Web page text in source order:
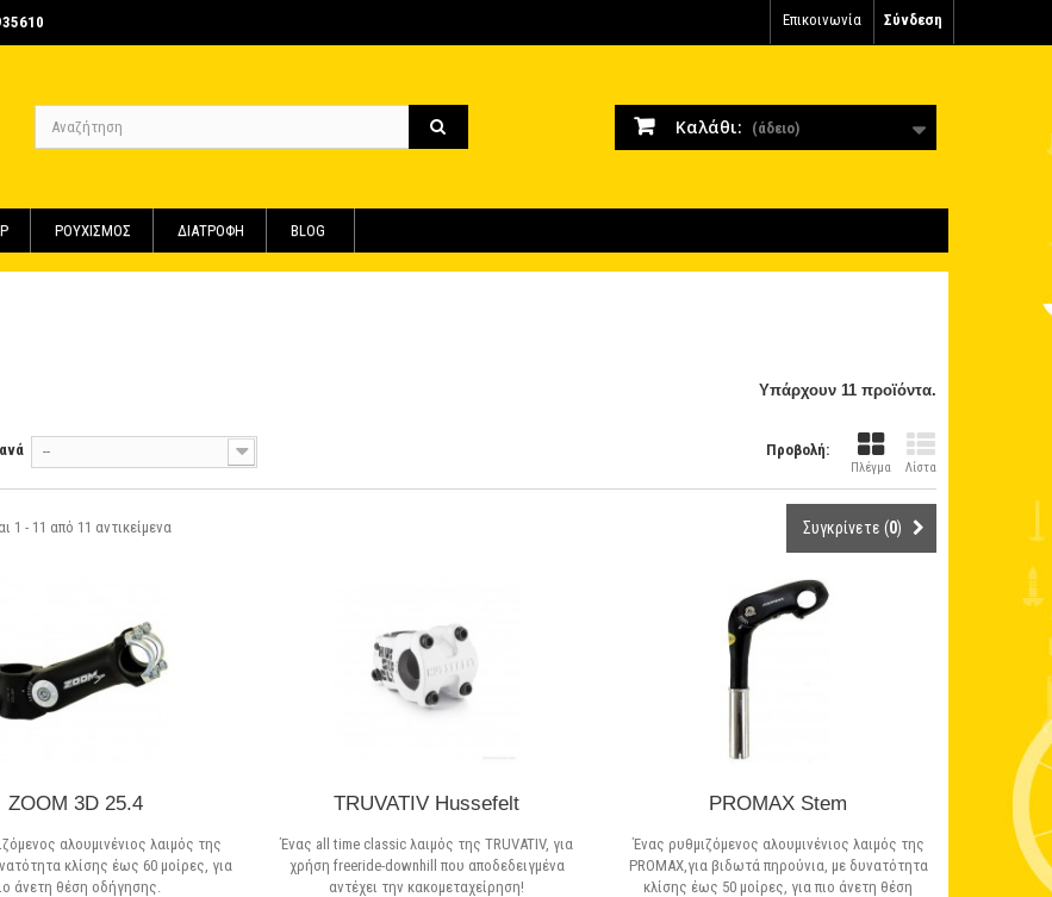
Σύνδεση
Επικοινωνία
Καλάθι: (άδειο)
ΡΟΥΧΙΣΜΟΣ ΔΙΑΤΡΟΦΗ BLOG
Υπάρχουν 11 προϊόντα.
Προβολή:
Πλέγμα Λίστα
--
Συγκρίνετε (0)
1 - 11 από 11 αντικείμενα
ZOOM 3D 25.4
αλουμινένιος λαιμός της
κλίσης έως 60 μοίρες, για
άνετη θέση οδήγησης.
TRUVATIV Hussefelt
Ένας all time classic λαιμός της TRUVATIV, για
χρήση freeride-downhill που αποδεδειγμένα
αντέχει την κακομεταχείρηση!
PROMAX Stem
Ένας ρυθμιζόμενος αλουμινένιος λαιμός της
PROMAX,για βιδωτά πηρούνια, με δυνατότητα
κλίσης έως 50 μοίρες, για πιο άνετη θέση